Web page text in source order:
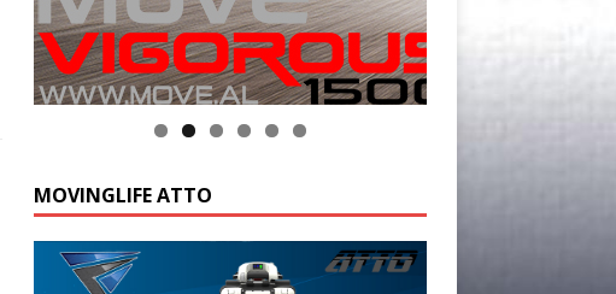
MOVINGLIFE ATTO